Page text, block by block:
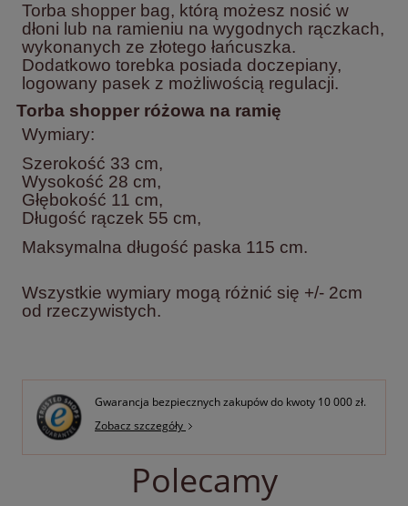
Torba shopper bag, którą możesz nosić w
dłoni lub na ramieniu na wygodnych rączkach,
wykonanych ze złotego łańcuszka.
Dodatkowo torebka posiada doczepiany,
logowany pasek z możliwością regulacji.
Torba shopper różowa na ramię
Wymiary:
Szerokość 33 cm,
Wysokość 28 cm,
Głębokość 11 cm,
Długość rączek 55 cm,
Maksymalna długość paska 115 cm.
Wszystkie wymiary mogą różnić się +/- 2cm
od rzeczywistych.
Gwarancja bezpiecznych zakupów do kwoty 10 000 zł.
Zobacz szczegóły
Polecamy